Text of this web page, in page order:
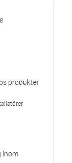
produkter
inom